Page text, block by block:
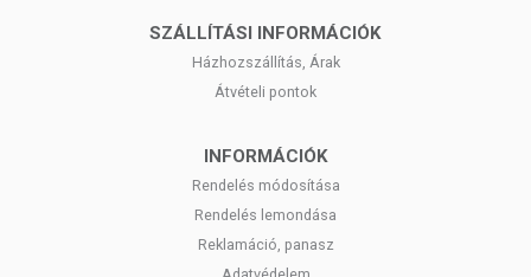
SZÁLLÍTÁSI INFORMÁCIÓK
Házhozszállítás, Árak
Átvételi pontok
INFORMÁCIÓK
Rendelés módosítása
Rendelés lemondása
Reklamáció, panasz